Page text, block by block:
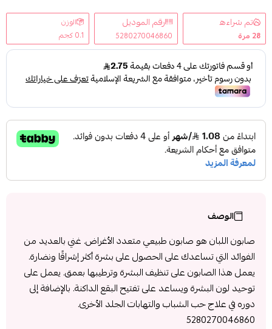
تم شراءه
28 مرة
رقم الموديل
5280270046860
الوزن
0.1 كجم
الوصف
صابون اللبان هو صابون طبيعي متعدد الأغراض. غني بالعديد من
الفوائد التي تساعدك على الحصول على بشرة أكثر إشراقًا ونضارة.
يعمل هذا الصابون على تنظيف البشرة وترطيبها بعمق. يعمل على
توحيد لون البشرة ويساعد على تفتيح البقع الداكنة. بالإضافة إلى
دوره في علاج حب الشباب والتهابات الجلد الأخرى.
5280270046860